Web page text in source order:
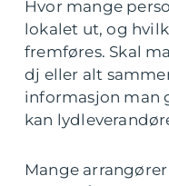
Hvor mange
lokalet ut, og
fremføres. Skal
dj eller alt
informasjon man
kan
Mange